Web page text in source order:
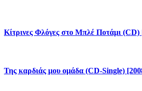
Κίτρινες Φλόγες στο Μπλέ Ποτάμι (CD)
Της καρδιάς μου ομάδα (CD-Single)